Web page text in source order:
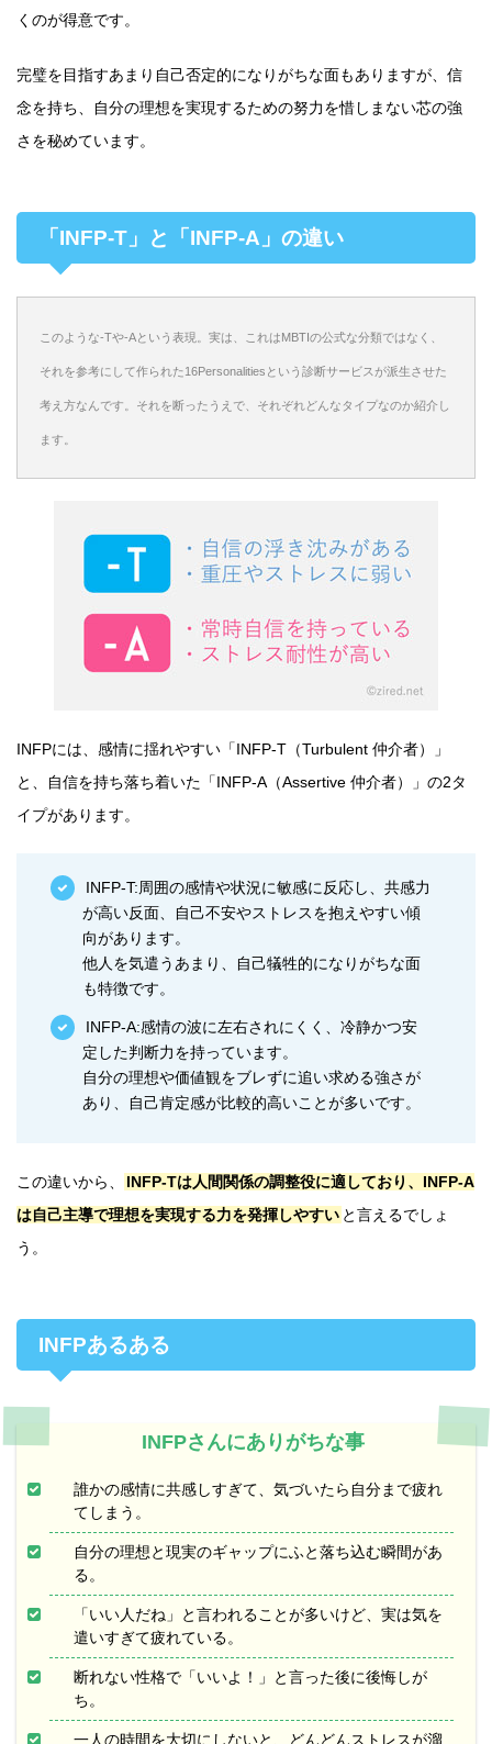
くのが得意です。
完璧を目指すあまり自己否定的になりがちな面もありますが、信
念を持ち、自分の理想を実現するための努力を惜しまない芯の強
さを秘めています。
「INFP-T」と「INFP-A」の違い
このような-Tや-Aという表現。実は、これはMBTIの公式な分類ではなく、
それを参考にして作られた16Personalitiesという診断サービスが派生させた
考え方なんです。それを断ったうえで、それぞれどんなタイプなのか紹介し
ます。
INFPには、感情に揺れやすい「INFP-T（Turbulent 仲介者）」
と、自信を持ち落ち着いた「INFP-A（Assertive 仲介者）」の2タ
イプがあります。
INFP-T:周囲の感情や状況に敏感に反応し、共感力
が高い反面、自己不安やストレスを抱えやすい傾
向があります。
他人を気遣うあまり、自己犠牲的になりがちな面
も特徴です。
INFP-A:感情の波に左右されにくく、冷静かつ安
定した判断力を持っています。
自分の理想や価値観をブレずに追い求める強さが
あり、自己肯定感が比較的高いことが多いです。
この違いから、
INFP-Tは人間関係の調整役に適しており、INFP-A
は自己主導で理想を実現する力を発揮しやすい と言えるでしょ
う。
INFPあるある
INFPさんにありがちな事
誰かの感情に共感しすぎて、気づいたら自分まで疲れ
てしまう。
自分の理想と現実のギャップにふと落ち込む瞬間があ
る。
「いい人だね」と言われることが多いけど、実は気を
遣いすぎて疲れている。
断れない性格で「いいよ！」と言った後に後悔しが
ち。
一人の時間を大切にしないと、どんどんストレスが溜